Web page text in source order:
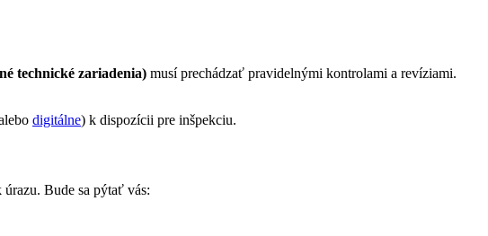
technické zariadenia) musí prechádzať pravidelnými kontrolami a revíziami.
digitálne) k dispozícii pre inšpekciu.
Bude sa pýtať vás: